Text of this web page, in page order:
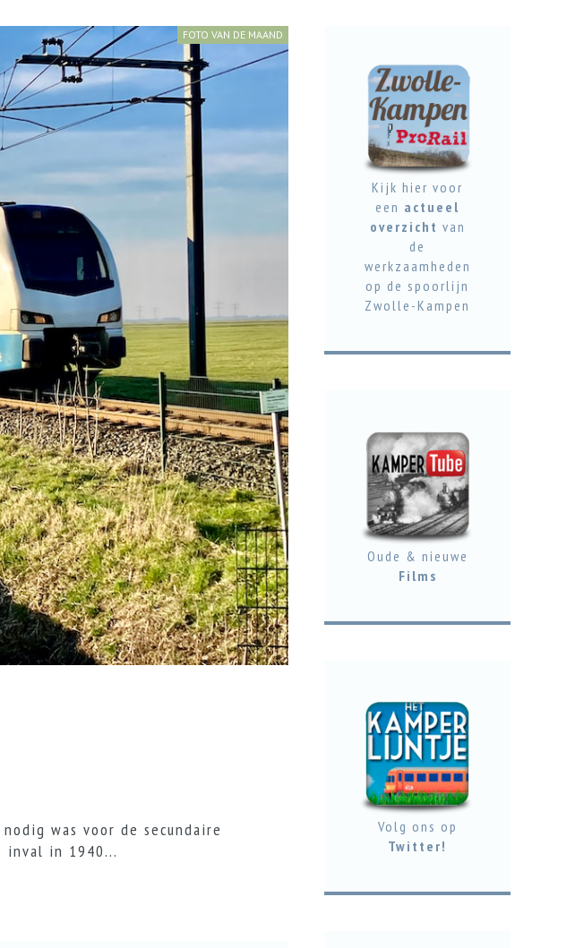
FOTO VAN DE MAAND
was voor de secundaire
in 1940...
Kijk hier voor
een actueel
overzicht van
de
werkzaamheden
op de spoorlijn
Zwolle-Kampen
Oude & nieuwe
Films
Volg ons op
Twitter!